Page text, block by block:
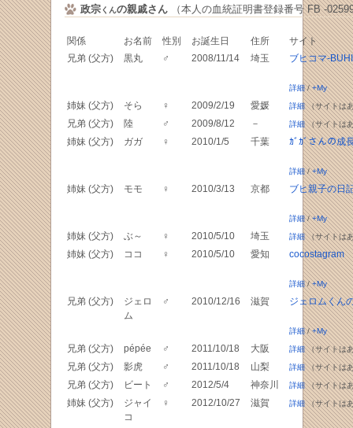
政宗くんの親戚さん（本人の血統証明書登録番号 FB -
関係 お名前 性別 お誕生日 住所
サイト
兄弟 (父方)
黒丸 ♂ 2008/11/14 埼玉 ブヒコマ-
詳細/+My
姉妹 (父方) そら ♀ 2009/2/19 愛媛 詳細（サイトは
兄弟 (父方) 陸 ♂ 2009/8/12 － 詳細（サイトは
姉妹 (父方) ガガ ♀ 2010/1/5 千葉 ｶﾞｶﾞさんの成
詳細/+My
姉妹 (父方) モモ ♀ 2010/3/13 京都 ブヒ親子の日
詳細/+My
姉妹 (父方) ぶ～ ♀ 2010/5/10 埼玉 詳細（サイトは
姉妹 (父方) ココ ♀ 2010/5/10 愛知 cocostagram
詳細/+My
兄弟 (父方)
ジェロ
ム
♂ 2010/12/16 滋賀 ジェロムくん
詳細/+My
兄弟 (父方) pépée ♂ 2011/10/18 大阪 詳細（サイトは
兄弟 (父方) 影虎 ♂ 2011/10/18 山梨 詳細（サイトは
兄弟 (父方) ビート ♂ 2012/5/4 神奈川 詳細（サイトは
姉妹 (父方)
ジャイ
コ
♀ 2012/10/27 滋賀 詳細（サイトは